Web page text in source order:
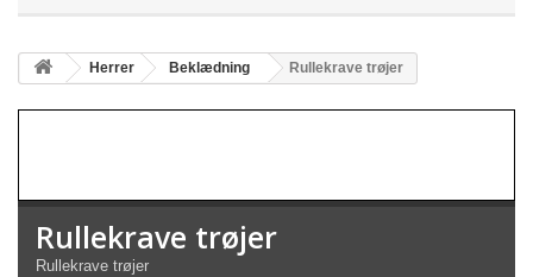
Herrer Beklædning Rullekrave trøjer
Rullekrave trøjer
Rullekrave trøjer